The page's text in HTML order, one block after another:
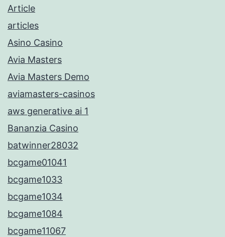
Article
articles
Asino Casino
Avia Masters
Avia Masters Demo
aviamasters-casinos
aws generative ai 1
Bananzia Casino
batwinner28032
bcgame01041
bcgame1033
bcgame1034
bcgame1084
bcgame11067